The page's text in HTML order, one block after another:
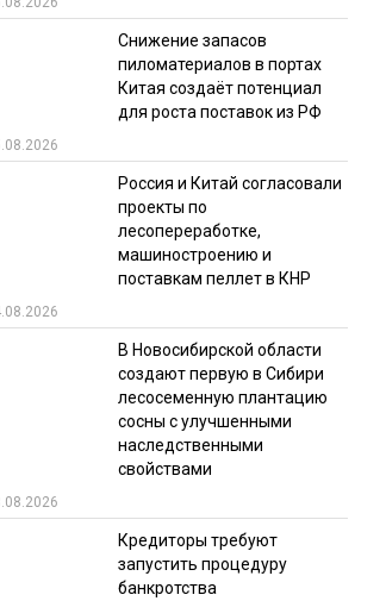
Снижение запасов
пиломатериалов в портах
Китая создаёт потенциал
для роста поставок из РФ
Россия и Китай согласовали
проекты по
лесопереработке,
машиностроению и
поставкам пеллет в КНР
В Новосибирской области
создают первую в Сибири
лесосеменную плантацию
сосны с улучшенными
наследственными
свойствами
Кредиторы требуют
запустить процедуру
банкротства